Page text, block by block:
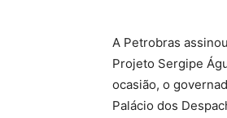
A Petrobras
Projeto Sergipe
ocasião, o
Palácio dos